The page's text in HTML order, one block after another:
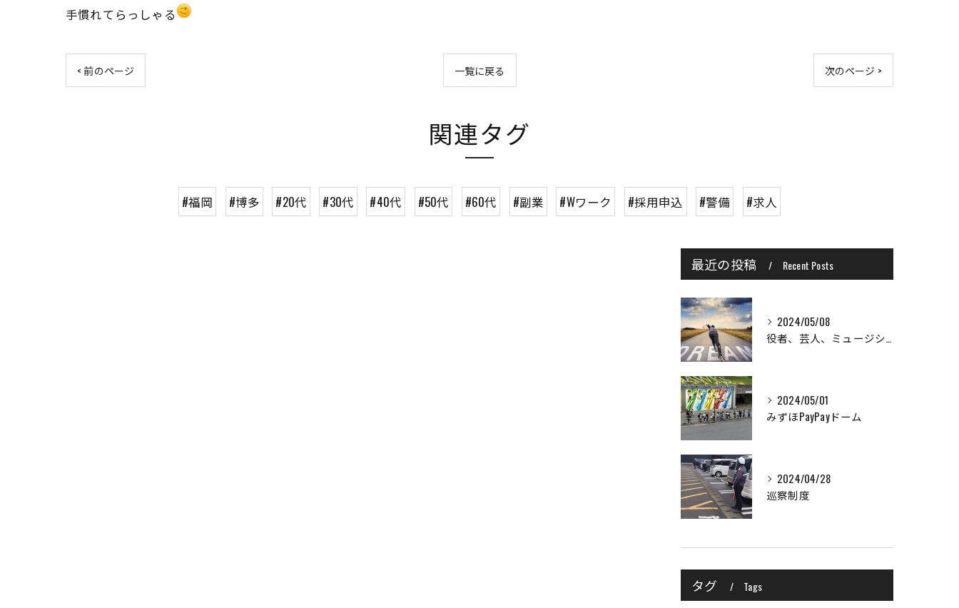
手慣れてらっしゃる
< 前のページ 一覧に戻る 次のページ >
関連タグ
#福岡 #博多 #20代 #30代 #40代 #50代 #60代 #副業 #Wワーク #採用申込 #警備 #求人
最近の投稿 Recent Posts
2024/05/08
役者、芸人、ミュージシャン、格闘家目指している方など大歓迎！！
2024/05/01
みずほPayPayドーム
2024/04/28
巡察制度
タグ Tags